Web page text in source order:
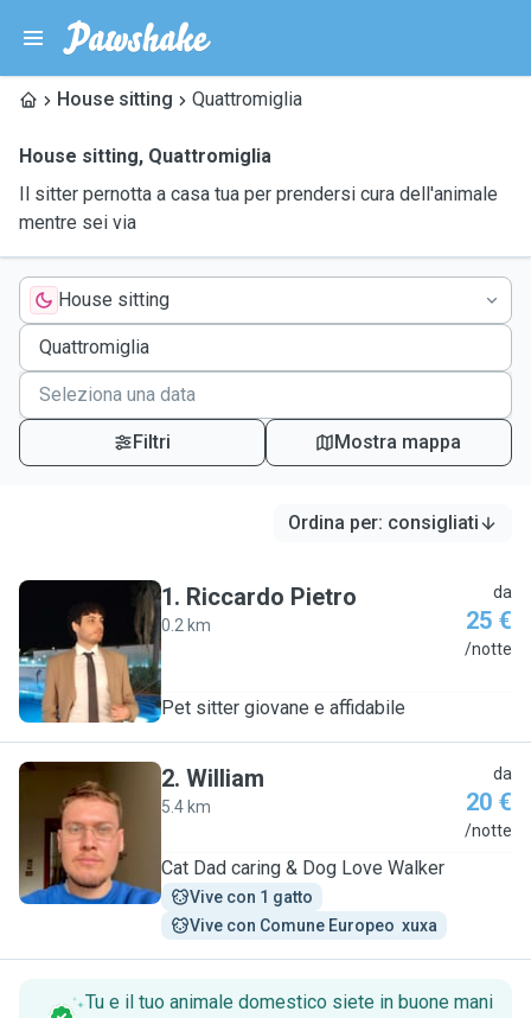
House sitting Quattromiglia
House sitting, Quattromiglia
Il sitter pernotta a casa tua per prendersi cura dell'animale
mentre sei via
House sitting
Filtri Mostra mappa
Ordina per: consigliati
R
1. Riccardo Pietro
0.2 km
da
25 €
/notte
Pet sitter giovane e affidabile
W
2. William
5.4 km
da
20 €
/notte
Cat Dad caring & Dog Love Walker
Vive con 1 gatto
Vive con Comune Europeo  xuxa
Tu e il tuo animale domestico siete in buone mani